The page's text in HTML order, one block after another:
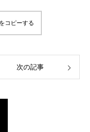
コピーする
次の記事